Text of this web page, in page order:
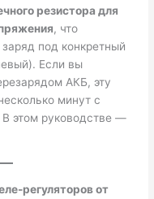
резистора для
, что
под конкретный
Если вы
АКБ, эту
минут с
этом руководстве —
регуляторов от